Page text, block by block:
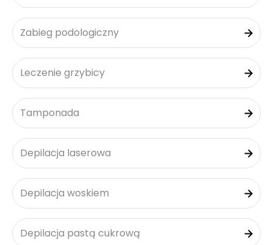
Zabieg podologiczny
Leczenie grzybicy
Tamponada
Depilacja laserowa
Depilacja woskiem
Depilacja pastą cukrową